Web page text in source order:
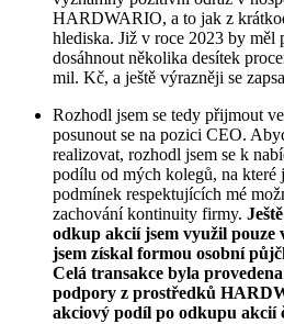
HARDWARIO, a to jak z
hlediska. Již v roce 2023 by měl
dosáhnout několika desítek
mil. Kč, a ještě výrazněji se
Rozhodl jsem se tedy přijmout
posunout se na pozici CEO.
realizovat, rozhodl jsem se k
podílu od mých kolegů, na které
podmínek respektujících mé
zachování kontinuity firmy.
odkup akcií jsem využil pouze
jsem získal formou osobní
Celá transakce byla
podpory z prostředků
akciový podíl po odkupu akcií